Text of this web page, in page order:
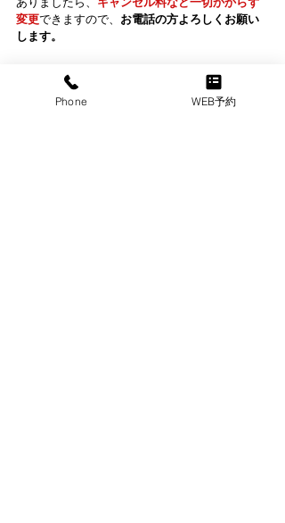
変更できますので、 お電話の方よろしくお願い
します。
@大阪梅田メンズ脱毛サロン｜メンズ堂々
Phone WEB予約